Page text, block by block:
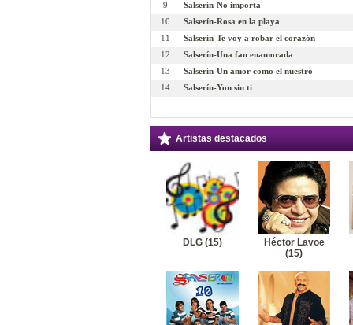
9
Salserín-No importa
10
Salserín-Rosa en la playa
11
Salserín-Te voy a robar el corazón
12
Salserín-Una fan enamorada
13
Salserín-Un amor como el nuestro
14
Salserín-Yon sin ti
Artistas destacados
DLG (15)
Héctor Lavoe
(15)